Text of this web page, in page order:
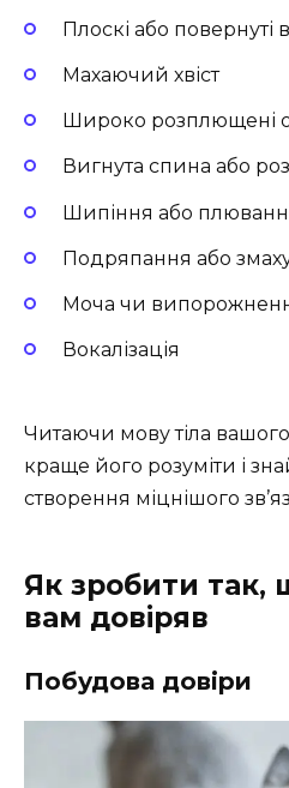
Плоскі або повернуті
Махаючий хвіст
Широко розплющені
Вигнута спина або
Шипіння або
Подряпання або
Моча чи
Вокалізація
Читаючи мову тіла
краще його розуміти і
створення міцнішого
Як зробити так,
вам довіряв
Побудова довіри